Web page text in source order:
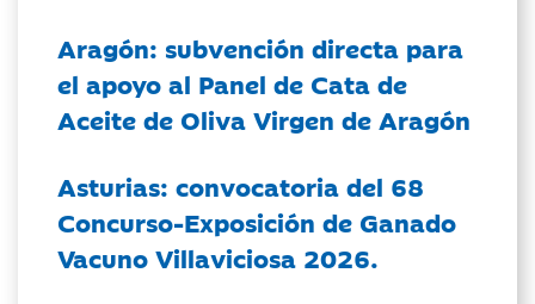
Aragón: subvención directa para
el apoyo al Panel de Cata de
Aceite de Oliva Virgen de Aragón
Asturias: convocatoria del 68
Concurso-Exposición de Ganado
Vacuno Villaviciosa 2026.